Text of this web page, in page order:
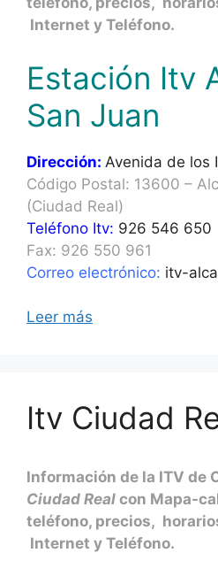
Internet y Teléfono.
Estación Itv
San Juan
Dirección: Avenida de los
Código Postal: 13600 –
(Ciudad Real)
Teléfono Itv: 926 546 650
Fax: 926 550 961
Correo electrónico: itv-
Leer más
Itv Ciudad
Información de la ITV de
Ciudad Real con Mapa-
teléfono, precios,
Internet y Teléfono.